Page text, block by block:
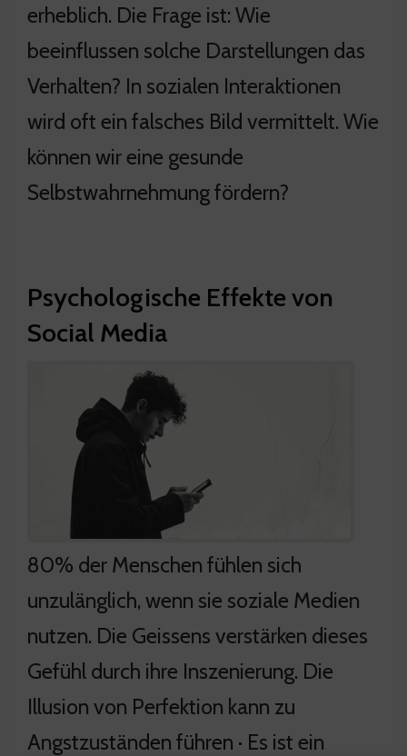
erheblich. Die Frage ist: Wie
beeinflussen solche Darstellungen das
Verhalten? In sozialen Interaktionen
wird oft ein falsches Bild vermittelt. Wie
können wir eine gesunde
Selbstwahrnehmung fördern?
Psychologische Effekte von
Social Media
80% der Menschen fühlen sich
unzulänglich, wenn sie soziale Medien
nutzen. Die Geissens verstärken dieses
Gefühl durch ihre Inszenierung. Die
Illusion von Perfektion kann zu
Angstzuständen führen · Es ist ein